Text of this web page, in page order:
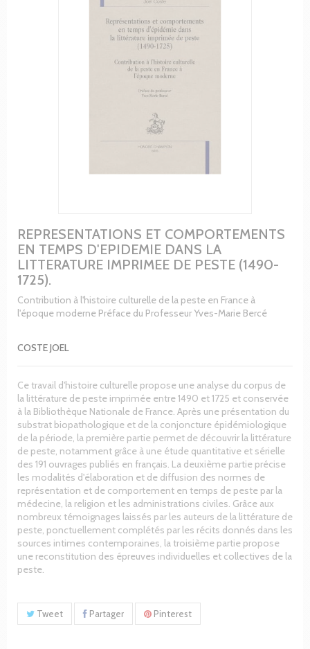
REPRESENTATIONS ET COMPORTEMENTS
EN TEMPS D'EPIDEMIE DANS LA
LITTERATURE IMPRIMEE DE PESTE (1490-
1725).
Contribution à l'histoire culturelle de la peste en France à
l'époque moderne Préface du Professeur Yves-Marie Bercé
COSTE JOEL
Ce travail d'histoire culturelle propose une analyse du corpus de
la littérature de peste imprimée entre 1490 et 1725 et conservée
à la Bibliothèque Nationale de France. Après une présentation du
substrat biopathologique et de la conjoncture épidémiologique
de la période, la première partie permet de découvrir la littérature
de peste, notamment grâce à une étude quantitative et sérielle
des 191 ouvrages publiés en français. La deuxième partie précise
les modalités d'élaboration et de diffusion des normes de
représentation et de comportement en temps de peste par la
médecine, la religion et les administrations civiles. Grâce aux
nombreux témoignages laissés par les auteurs de la littérature de
peste, ponctuellement complétés par les récits donnés dans les
sources intimes contemporaines, la troisième partie propose
une reconstitution des épreuves individuelles et collectives de la
peste.
Tweet Partager Pinterest